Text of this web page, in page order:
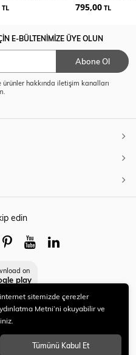
TL 795,00 TL
E-BÜLTENİMİZE ÜYE OLUN
Abone Ol
hakkında iletişim kanalları
edin
on
play
hakları saklıdır.
sitemizde çerezler
Metni’ni okuyabilir ve
Tümünü Kabul Et